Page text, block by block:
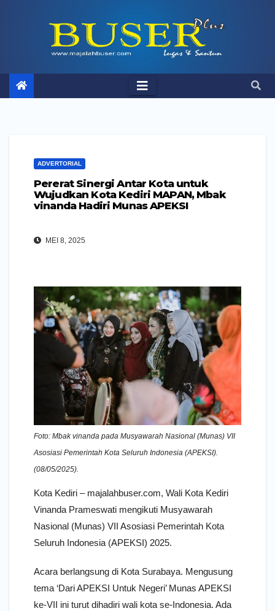
ADVERTORIAL
Pererat Sinergi Antar Kota untuk
Wujudkan Kota Kediri MAPAN, Mbak
vinanda Hadiri Munas APEKSI
MEI 8, 2025
Foto: Mbak vinanda pada Musyawarah Nasional (Munas) VII
Asosiasi Pemerintah Kota Seluruh Indonesia (APEKSI).
(08/05/2025).
Kota Kediri – majalahbuser.com, Wali Kota Kediri
Vinanda Prameswati mengikuti Musyawarah
Nasional (Munas) VII Asosiasi Pemerintah Kota
Seluruh Indonesia (APEKSI) 2025.
Acara berlangsung di Kota Surabaya. Mengusung
tema ‘Dari APEKSI Untuk Negeri’ Munas APEKSI
ke-VII ini turut dihadiri wali kota se-Indonesia. Ada